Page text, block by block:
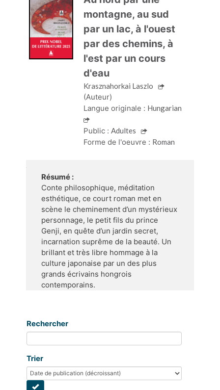
montagne, au sud
par un lac, à l'ouest
par des chemins, à
l'est par un cours
d'eau
Krasznahorkai Laszlo
(Auteur)
Langue originale : Hungarian
Public : Adultes
Forme de l'oeuvre : Roman
Résumé :
Conte philosophique, méditation
esthétique, ce court roman met en
scène le cheminement d’un mystérieux
personnage, le petit fils du prince
Genji, en quête d’un jardin secret,
incarnation suprême de la beauté. Un
brillant et très libre hommage à la
culture japonaise par un des plus
grands écrivains hongrois
contemporains.
Rechercher
Trier